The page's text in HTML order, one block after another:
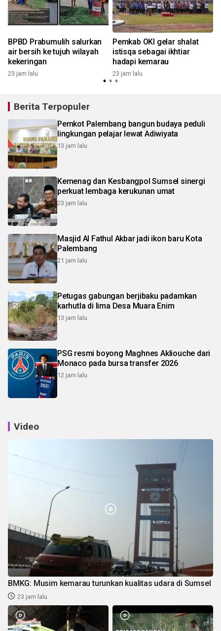
BPBD Prabumulih salurkan
air bersih ke tujuh wilayah
kekeringan
23 jam lalu
Pemkab OKI gelar shalat
istisqa sebagai ikhtiar
hadapi kemarau
23 jam lalu
Berita Terpopuler
Pemkot Palembang bangun budaya peduli
lingkungan pelajar lewat Adiwiyata
13 jam lalu
Kemenag dan Kesbangpol Sumsel sinergi
perkuat lembaga kerukunan umat
23 jam lalu
Masjid Al Fathul Akbar jadi ikon baru Kota
Palembang
21 jam lalu
Petugas gabungan berjibaku padamkan
karhutla di lima Desa Muara Enim
13 jam lalu
PSG resmi boyong Maghnes Akliouche dari
Monaco pada bursa transfer 2026
12 jam lalu
Video
BMKG: Musim kemarau turunkan kualitas udara di Sumsel
23 jam lalu